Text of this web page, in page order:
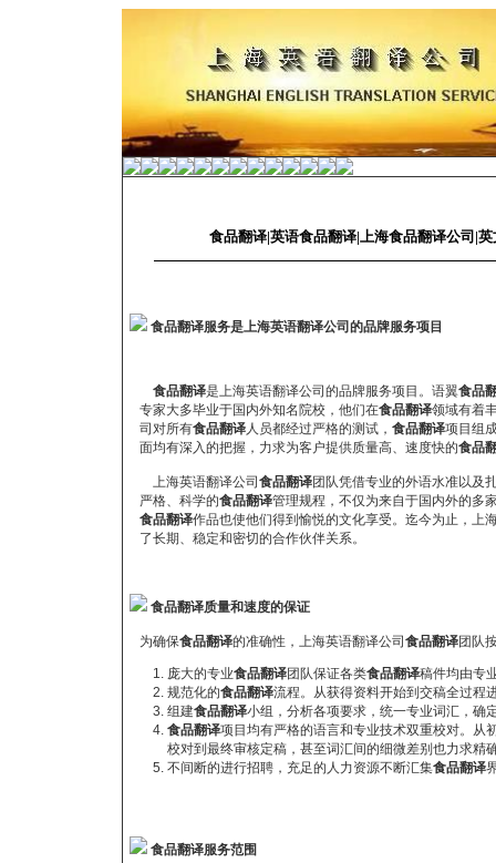
食品翻译|英语食品翻译|上海食品翻译公司|
食品翻译服务是上海英语翻译公司的品牌服务项目
食品翻译是上海英语翻译公司的品牌服务项目。语翼食品
专家大多毕业于国内外知名院校，他们在食品翻译领域有着
司对所有食品翻译人员都经过严格的测试， 食品翻译项目组
面均有深入的把握，力求为客户提供质量高、速度快的食品
上海英语翻译公司 食品翻译团队凭借专业的外语水准以及
严格、科学的食品翻译管理规程，不仅为来自于国内外的多
食品翻译作品也使他们得到愉悦的文化享受。迄今为止，上
了长期、稳定和密切的合作伙伴关系。
食品翻译质量和速度的保证
为确保食品翻译的准确性，上海英语翻译公司 食品翻译团队
庞大的专业食品翻译团队保证各类食品翻译稿件均由专
规范化的食品翻译流程。从获得资料开始到交稿全过程
组建食品翻译小组，分析各项要求，统一专业词汇，确
食品翻译项目均有严格的语言和专业技术双重校对。从
校对到最终审核定稿，甚至词汇间的细微差别也力求精
不间断的进行招聘，充足的人力资源不断汇集食品翻译
食品翻译服务范围